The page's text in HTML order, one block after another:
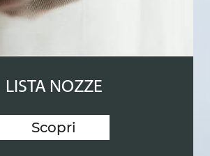
LISTA NOZZE
Scopri